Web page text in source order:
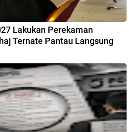
Lakukan Perekaman
Ternate Pantau Langsung